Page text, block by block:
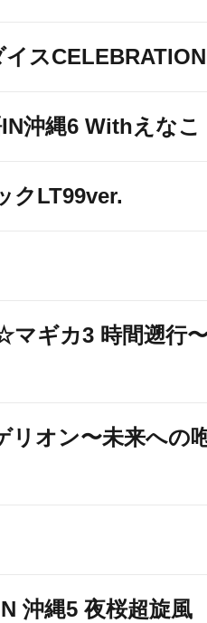
スCELEBRATION
沖縄6 Withえなこ
クLT99ver.
マギカ3 時間遡行
リオン〜未来への
沖縄5 夜桜超旋風